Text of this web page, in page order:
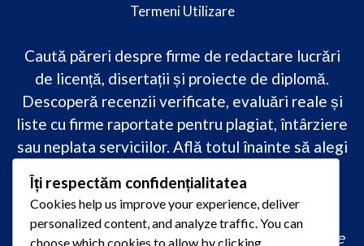
Termeni Utilizare
Caută păreri despre firme de redactare lucrări
de licență, disertații și proiecte de diplomă.
Descoperă recenzii verificate, evaluări reale și
liste cu firme raportate pentru plagiat, întârziere
sau neplata serviciilor. Află totul înainte să alegi
academicădoar pe PareriLucrareLicenta.ro.
comandă lucrare de licență originală, redactare
Îți respectăm confidențialitatea
Cookies help us improve your experience, deliver
personalized content, and analyze traffic. You can
choose which cookies to allow by clicking